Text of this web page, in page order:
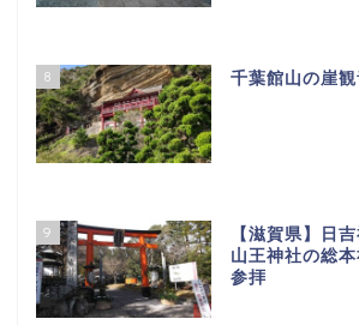
8 千葉館山の崖
9
【滋賀県】日
山王神社の総
参拝